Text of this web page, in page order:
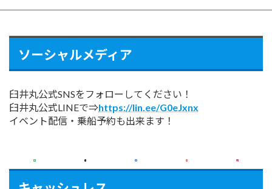
ソーシャルメディア
臼井丸公式SNSをフォローしてください！
臼井丸公式LINEで⇒https://lin.ee/G0eJxnx
イベント配信・乗船予約も出来ます！